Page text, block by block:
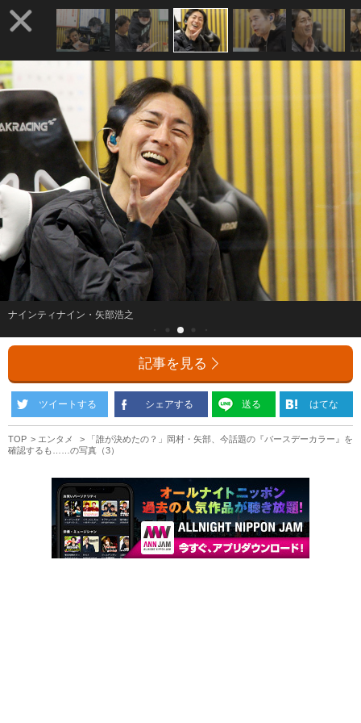
ナインティナイン・矢部浩之
記事を見る
ツイートする シェアする 送る はてな
TOP エンタメ
「誰が決めたの？」岡村・矢部、今話題の『バースデーカラー』を
確認するも……の写真（3）